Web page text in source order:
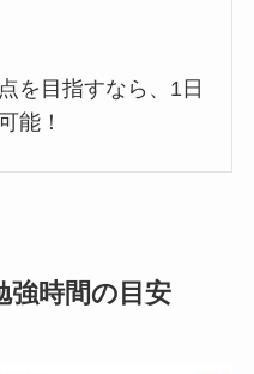
を目指すなら、1日
能！
強時間の目安